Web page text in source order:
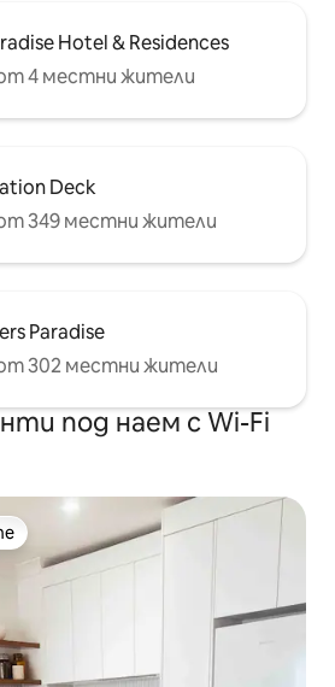
Hotel & Residences
4 местни жители
Deck
349 местни жители
Paradise
302 местни жители
под наем с Wi-Fi
на гостите